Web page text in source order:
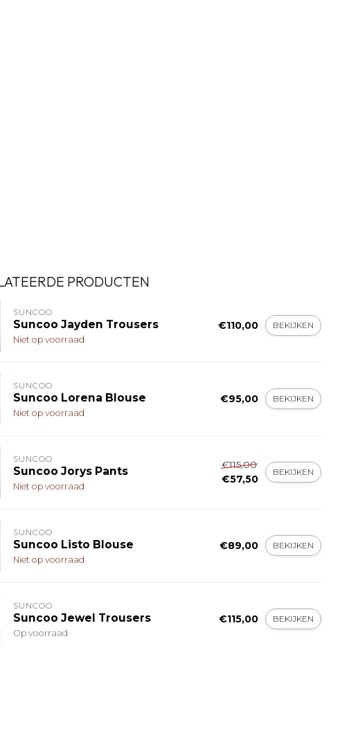
PRODUCTEN
SUNCOO
Suncoo Jayden Trousers
Niet op voorraad
€110,00 BEKIJKEN
SUNCOO
Suncoo Lorena Blouse
Niet op voorraad
€95,00 BEKIJKEN
SUNCOO
Suncoo Jorys Pants
Niet op voorraad
€115,00
€57,50
BEKIJKEN
SUNCOO
Suncoo Listo Blouse
Niet op voorraad
€89,00 BEKIJKEN
SUNCOO
Suncoo Jewel Trousers
Op voorraad
€115,00 BEKIJKEN